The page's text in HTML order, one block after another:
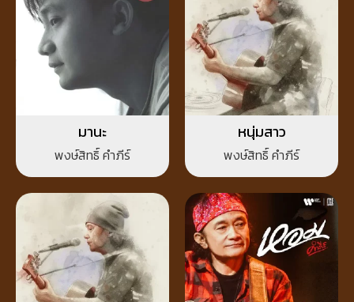
มานะ
พงษ์สิทธิ์ คำภีร์
หนุ่มสาว
พงษ์สิทธิ์ คำภีร์